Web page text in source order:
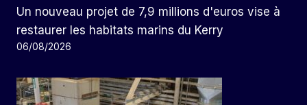
Un nouveau projet de 7,9 millions d'euros vise à
restaurer les habitats marins du Kerry
06/08/2026